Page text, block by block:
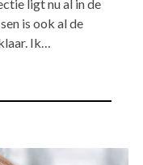
ligt nu al in de
is ook al de
Ik…